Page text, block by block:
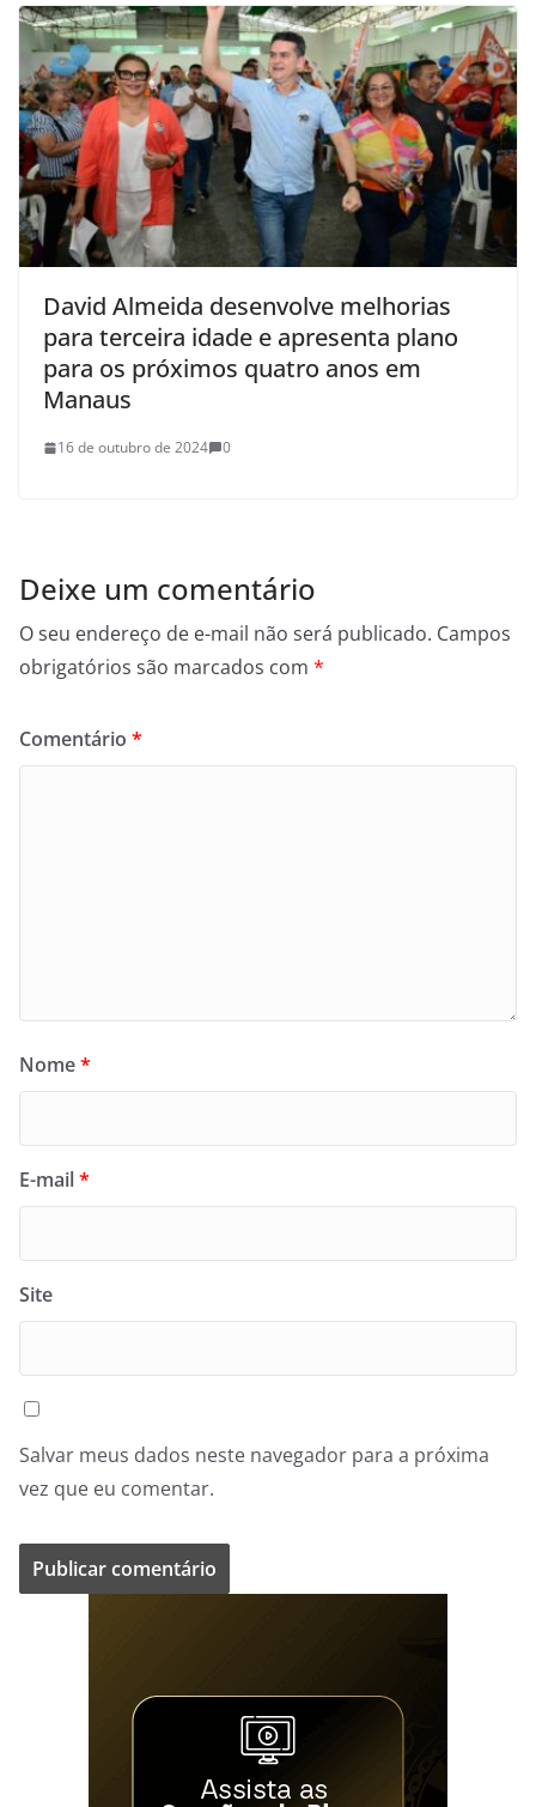
David Almeida desenvolve melhorias
para terceira idade e apresenta plano
para os próximos quatro anos em
Manaus
16 de outubro de 2024 0
Deixe um comentário
O seu endereço de e-mail não será publicado. Campos
obrigatórios são marcados com *
Comentário *
Nome*
E-mail*
Site
Salvar meus dados neste navegador para a próxima
vez que eu comentar.